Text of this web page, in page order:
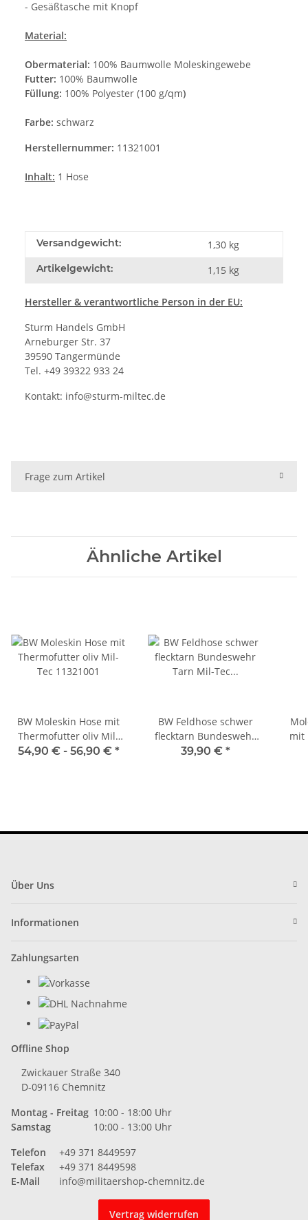
- Gesäßtasche mit Knopf
Material:
Obermaterial: 100% Baumwolle Moleskingewebe
Futter: 100% Baumwolle
Füllung: 100% Polyester (100 g/qm)
Farbe: schwarz
Herstellernummer: 11321001
Inhalt: 1 Hose
Versandgewicht: 1,30 kg
Artikelgewicht: 1,15 kg
Hersteller & verantwortliche Person in der EU:
Sturm Handels GmbH
Arneburger Str. 37
39590 Tangermünde
Tel. +49 39322 933 24
Kontakt: info@sturm-miltec.de
Frage zum Artikel
Ähnliche Artikel
BW Moleskin Hose mit
Thermofutter oliv Mil-
Tec 11321001
54,90 € - 56,90 € *
BW Feldhose schwer
flecktarn Bundeswehr
Tarn Mil-Tec 11602021
39,90 € *
mit
Über Uns
Informationen
Zahlungsarten
Offline Shop
Zwickauer Straße 340
D-09116 Chemnitz
Montag - Freitag 10:00 - 18:00 Uhr
Samstag
10:00 - 13:00 Uhr
Telefon
+49 371 8449597
Telefax
+49 371 8449598
E-Mail
info@militaershop-chemnitz.de
Vertrag widerrufen